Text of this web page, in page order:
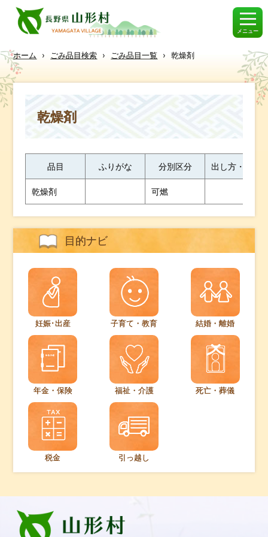
メニュー
ホーム › ごみ品目検索 › ごみ品目一覧 › 乾燥剤
乾燥剤
品目 ふりがな 分別区分 出し方・ワン
乾燥剤 可燃
目的ナビ
妊娠･出産 子育て・教育 結婚・離婚
年金・保険 福祉・介護 死亡・葬儀
税金 引っ越し